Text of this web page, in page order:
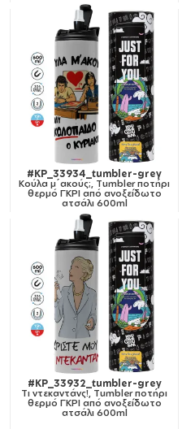
#KP_33934_tumbler-grey
Κούλα μ΄ακούς;, Tumbler ποτήρι
θερμό ΓΚΡΙ από ανοξείδωτο
ατσάλι 600ml
#KP_33932_tumbler-grey
Tι ντεκαντάνς!, Tumbler ποτήρι
θερμό ΓΚΡΙ από ανοξείδωτο
ατσάλι 600ml